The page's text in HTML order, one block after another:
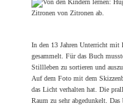
In den 13 Jahren Unterricht mit
gesammelt. Für das Buch
Stillleben zu sortieren und
Auf dem Foto mit dem
das Licht verhalten hat. Die
Raum zu sehr abgedunkelt.